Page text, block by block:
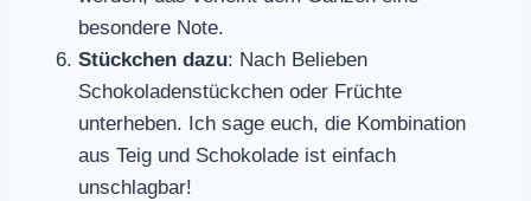
besondere Note.
Stückchen dazu: Nach Belieben
Schokoladenstückchen oder Früchte
unterheben. Ich sage euch, die Kombination
aus Teig und Schokolade ist einfach
unschlagbar!